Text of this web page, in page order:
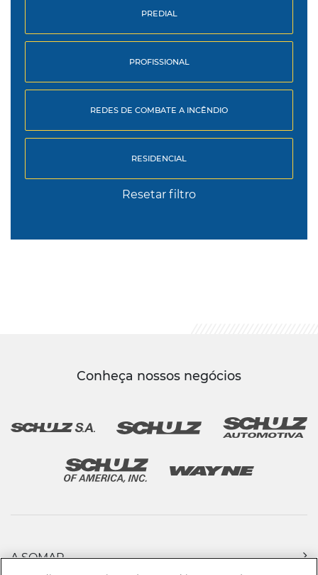
PREDIAL
PROFISSIONAL
REDES DE COMBATE A INCÊNDIO
RESIDENCIAL
Resetar filtro
Conheça nossos negócios
A SOMAR